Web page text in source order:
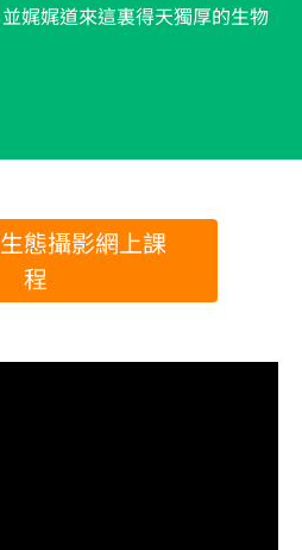
娓娓道來這裏得天獨厚的生物
態攝影網上課
程